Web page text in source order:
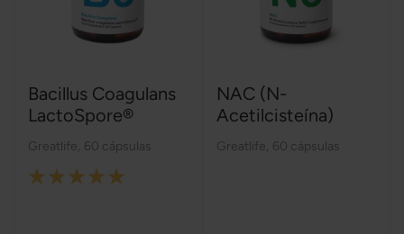
Bacillus Coagulans
LactoSpore®
Greatlife 60 cápsulas
Rating:
NAC (N-
Acetilcisteína)
Greatlife 60 cápsulas